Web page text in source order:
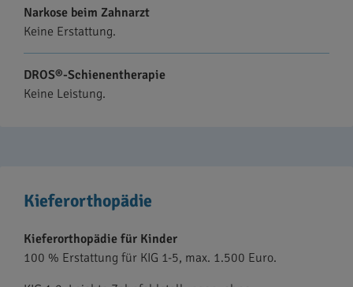
Narkose beim Zahnarzt
Keine Erstattung.
DROS®-Schienentherapie
Keine Leistung.
Kieferorthopädie
Kieferorthopädie für Kinder
100 % Erstattung für KIG 1-5, max. 1.500 Euro.